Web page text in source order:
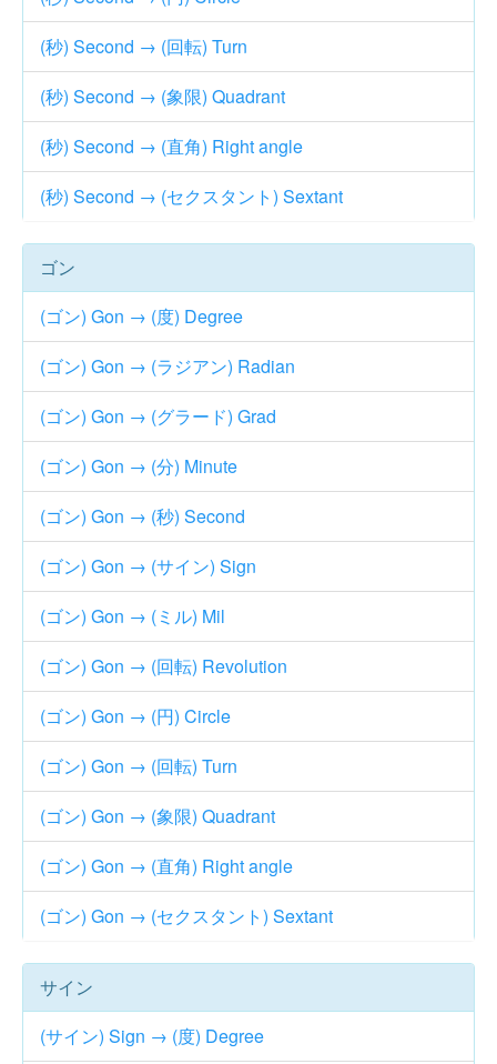
(秒) Second → (回転) Turn
(秒) Second → (象限) Quadrant
(秒) Second → (直角) Right angle
(秒) Second → (セクスタント) Sextant
ゴン
(ゴン) Gon → (度) Degree
(ゴン) Gon → (ラジアン) Radian
(ゴン) Gon → (グラード) Grad
(ゴン) Gon → (分) Minute
(ゴン) Gon → (秒) Second
(ゴン) Gon → (サイン) Sign
(ゴン) Gon → (ミル) Mil
(ゴン) Gon → (回転) Revolution
(ゴン) Gon → (円) Circle
(ゴン) Gon → (回転) Turn
(ゴン) Gon → (象限) Quadrant
(ゴン) Gon → (直角) Right angle
(ゴン) Gon → (セクスタント) Sextant
サイン
(サイン) Sign → (度) Degree